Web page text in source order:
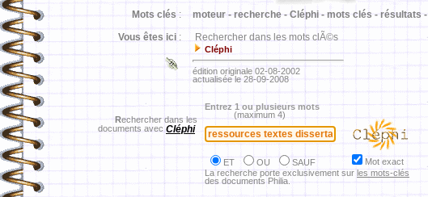
Mots clés : moteur - recherche - Cléphi - mots clés - résultats -
Vous êtes ici : Rechercher dans les mots clÃ©s
Cléphi
édition originale 02-08-2002
actualisée le 28-09-2008
Rechercher dans les
documents avec Cléphi
Entrez 1 ou plusieurs mots
(maximum 4)
ET OU SAUF
Mot exact
La recherche porte exclusivement sur les mots-clés
des documents Philia.